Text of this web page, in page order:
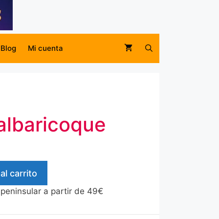
Blog Mi cuenta
carrito
a partir de 49€